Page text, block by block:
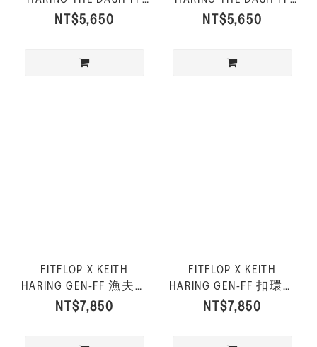
運動風休閒鞋-金屬銀
色
NT$5,650
運動風休閒鞋-都會白
NT$5,650
FITFLOP X KEITH
HARING GEN-FF 漁夫後
帶涼鞋-黑色
NT$7,850
FITFLOP X KEITH
HARING GEN-FF 扣環雙
帶涼鞋-黑色
NT$7,850